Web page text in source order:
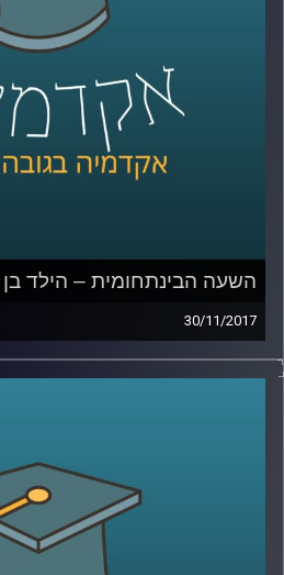
השעה הבינתחומית – הילד בן 70
30/11/2017
בין המהפכות שמטלטלות
המהפכה הדמוגרפית. ד"ר
את האתגרים האדירים
המסחררת בתוחלת החיים,
שחותך סלט יכול להביע